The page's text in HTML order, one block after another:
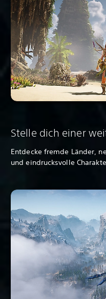
Stelle dich einer
Entdecke fremde Länder,
und eindrucksvolle